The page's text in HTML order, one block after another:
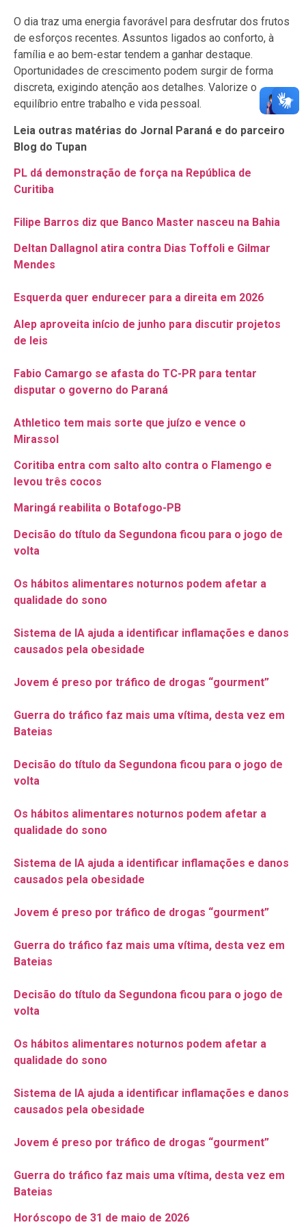
O dia traz uma energia favorável para desfrutar dos frutos
de esforços recentes. Assuntos ligados ao conforto, à
família e ao bem-estar tendem a ganhar destaque.
Oportunidades de crescimento podem surgir de forma
discreta, exigindo atenção aos detalhes. Valorize o
equilíbrio entre trabalho e vida pessoal.
Leia outras matérias do Jornal Paraná e do parceiro
Blog do Tupan
PL dá demonstração de força na República de
Curitiba
Filipe Barros diz que Banco Master nasceu na Bahia
Deltan Dallagnol atira contra Dias Toffoli e Gilmar
Mendes
Esquerda quer endurecer para a direita em 2026
Alep aproveita início de junho para discutir projetos
de leis
Fabio Camargo se afasta do TC-PR para tentar
disputar o governo do Paraná
Athletico tem mais sorte que juízo e vence o
Mirassol
Coritiba entra com salto alto contra o Flamengo e
levou três cocos
Maringá reabilita o Botafogo-PB
Decisão do título da Segundona ficou para o jogo de
volta
Os hábitos alimentares noturnos podem afetar a
qualidade do sono
Sistema de IA ajuda a identificar inflamações e danos
causados pela obesidade
Jovem é preso por tráfico de drogas “gourment”
Guerra do tráfico faz mais uma vítima, desta vez em
Bateias
Decisão do título da Segundona ficou para o jogo de
volta
Os hábitos alimentares noturnos podem afetar a
qualidade do sono
Sistema de IA ajuda a identificar inflamações e danos
causados pela obesidade
Jovem é preso por tráfico de drogas “gourment”
Guerra do tráfico faz mais uma vítima, desta vez em
Bateias
Decisão do título da Segundona ficou para o jogo de
volta
Os hábitos alimentares noturnos podem afetar a
qualidade do sono
Sistema de IA ajuda a identificar inflamações e danos
causados pela obesidade
Jovem é preso por tráfico de drogas “gourment”
Guerra do tráfico faz mais uma vítima, desta vez em
Bateias
Horóscopo de 31 de maio de 2026